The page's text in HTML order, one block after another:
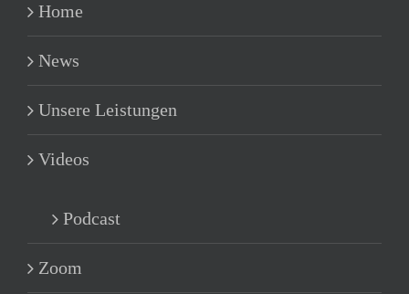
Home
News
Unsere Leistungen
Videos
Podcast
Zoom